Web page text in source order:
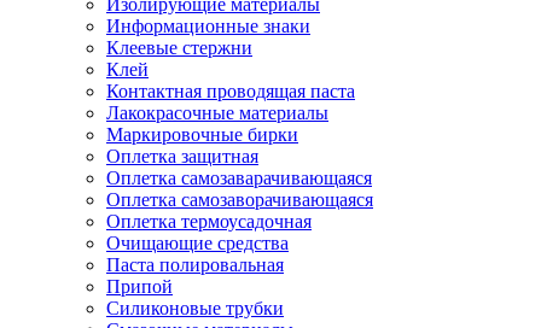
Изолирующие материалы
Информационные знаки
Клеевые стержни
Клей
Контактная проводящая паста
Лакокрасочные материалы
Маркировочные бирки
Оплетка защитная
Оплетка самозаварачивающаяся
Оплетка самозаворачивающаяся
Оплетка термоусадочная
Очищающие средства
Паста полировальная
Припой
Силиконовые трубки